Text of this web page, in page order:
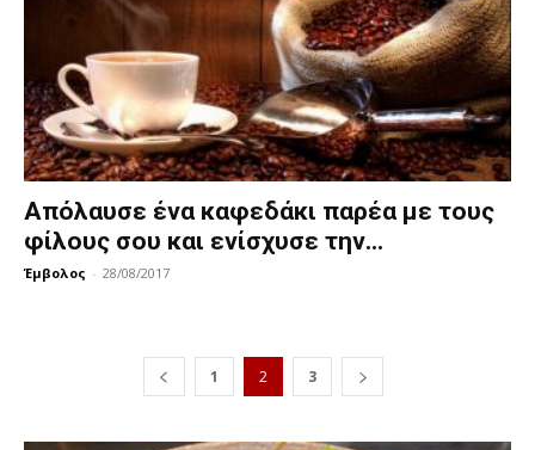
Απόλαυσε ένα καφεδάκι παρέα με τους
φίλους σου και ενίσχυσε την...
Έμβολος - 28/08/2017
1 2 3